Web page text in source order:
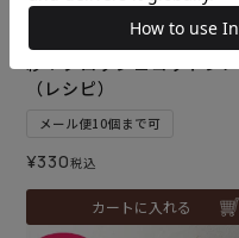
モチーフキャミソール＜和
（レシピ）
メール便10個まで可
¥330税込
カートに入れる